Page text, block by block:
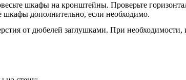
шкафы на кронштейны. Проверьте
шкафы дополнительно, если необходимо.
от дюбелей заглушками. При необходимости,